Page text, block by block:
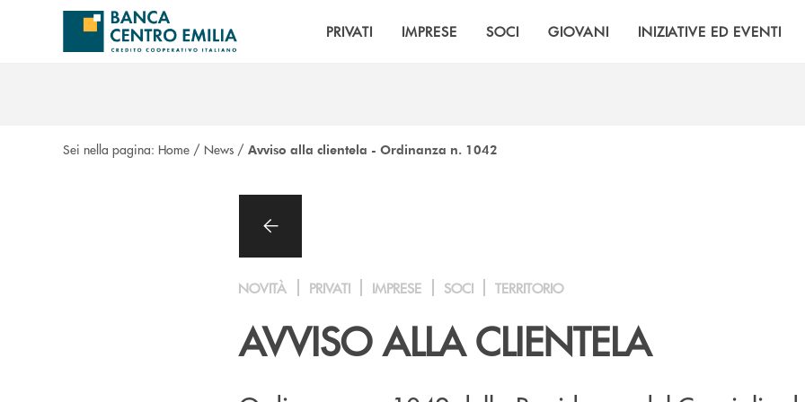
Salta al contenuto principale
PRIVATI IMPRESE SOCI GIOVANI INIZIATIVE ED EVENTI
Sei nella pagina: Home / News / Avviso alla clientela - Ordinanza n. 1042
NOVITÀ PRIVATI IMPRESE SOCI TERRITORIO
AVVISO ALLA CLIENTELA